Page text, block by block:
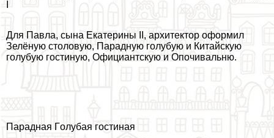
Для Павла, сына Екатерины II, архитектор оформил
Зелёную столовую, Парадную гoлyбую и Китайскую
гoлyбую гостиную, Официантскую и Опочивальню.
Парадная Гoлyбая гостиная